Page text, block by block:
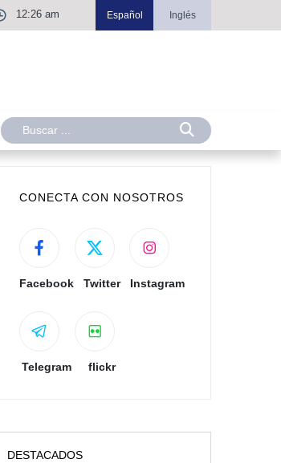
12:26 am Español Inglés
CONECTA CON NOSOTROS
Facebook Twitter Instagram
Telegram flickr
DESTACADOS